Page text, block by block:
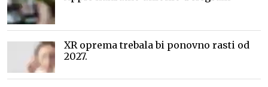
XR oprema trebala bi ponovno rasti od
2027.